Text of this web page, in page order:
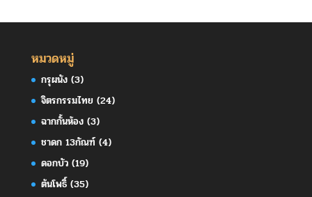
หมวดหมู่
กรุผนัง(3)
จิตรกรรมไทย (24)
ฉากกั้นห้อง(3)
ชาดก 13กัณฑ์(4)
ดอกบัว(19)
ต้นโพธิ์(35)